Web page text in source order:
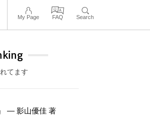
My Page FAQ Search
てます
— 影山優佳 著